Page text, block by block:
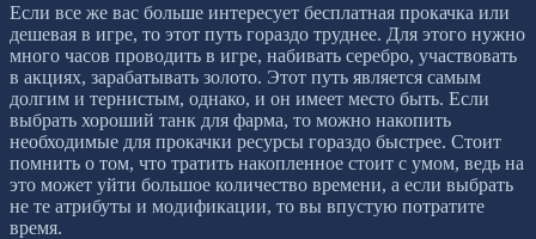
Если все же вас больше интересует бесплатная прокачка или
дешевая в игре, то этот путь гораздо труднее. Для этого нужно
много часов проводить в игре, набивать серебро, участвовать
в акциях, зарабатывать золото. Этот путь является самым
долгим и тернистым, однако, и он имеет место быть. Если
выбрать хороший танк для фарма, то можно накопить
необходимые для прокачки ресурсы гораздо быстрее. Стоит
помнить о том, что тратить накопленное стоит с умом, ведь на
это может уйти большое количество времени, а если выбрать
не те атрибуты и модификации, то вы впустую потратите
время.